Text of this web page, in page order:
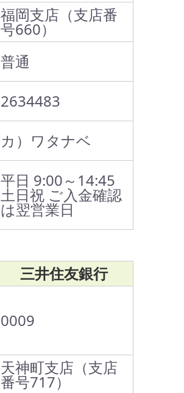
福岡支店（支店番
号660）
普通
2634483
カ）ワタナベ
平日 9:00～14:45
土日祝 ご入金確認
は翌営業日
三井住友銀行
0009
天神町支店（支店
番号717）